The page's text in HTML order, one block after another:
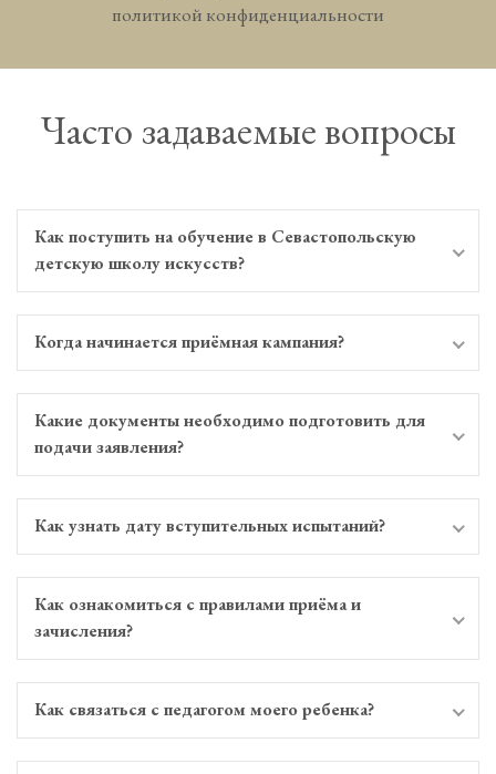
политикой конфиденциальности
Часто задаваемые вопросы
Как поступить на обучение в Севастопольскую
детскую школу искусств?
Когда начинается приёмная кампания?
Какие документы необходимо подготовить для
подачи заявления?
Как узнать дату вступительных испытаний?
Как ознакомиться с правилами приёма и
зачисления?
Как связаться с педагогом моего ребенка?